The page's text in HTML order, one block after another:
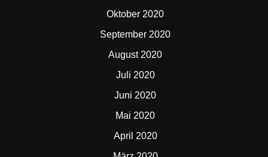
Oktober 2020
September 2020
August 2020
Juli 2020
Juni 2020
Mai 2020
April 2020